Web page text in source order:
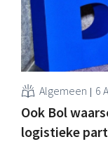
Algemeen 6
Ook Bol
logistieke